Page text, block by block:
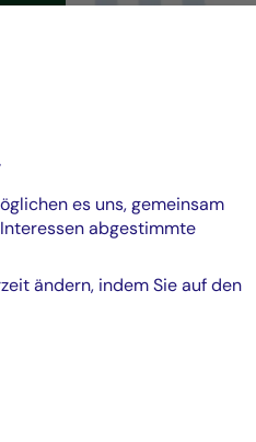
es uns, gemeinsam
abgestimmte
ändern, indem Sie auf den